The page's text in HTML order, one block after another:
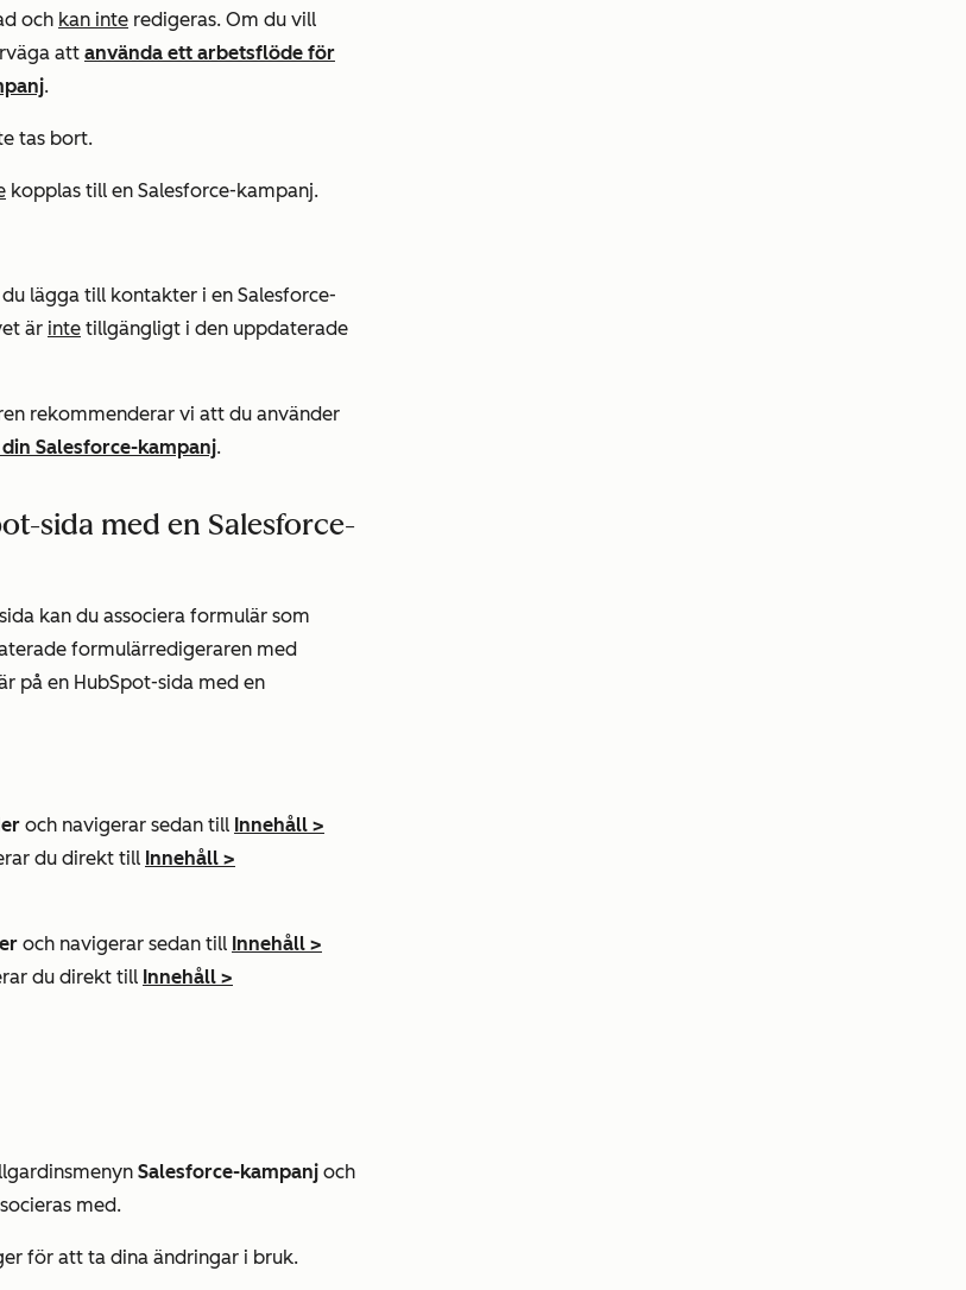
och kan inte redigeras. Om du vill
att använda ett arbetsflöde för
.
tas bort.
kopplas till en Salesforce-kampanj.
lägga till kontakter i en Salesforce-
är inte tillgängligt i den uppdaterade
rekommenderar vi att du använder
Salesforce-kampanj.
sida med en Salesforce-
kan du associera formulär som
formulärredigeraren med
på en HubSpot-sida med en
och navigerar sedan till Innehåll >
du direkt till Innehåll >
och navigerar sedan till Innehåll >
du direkt till Innehåll >
Salesforce-kampanj och
med.
för att ta dina ändringar i bruk.